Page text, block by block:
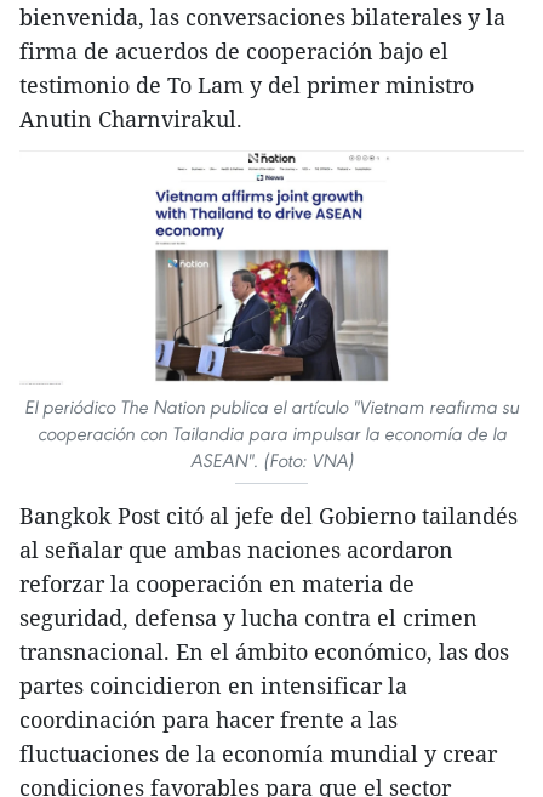
bienvenida, las conversaciones bilaterales y la
firma de acuerdos de cooperación bajo el
testimonio de To Lam y del primer ministro
Anutin Charnvirakul.
El periódico The Nation publica el artículo "Vietnam reafirma su
cooperación con Tailandia para impulsar la economía de la
ASEAN". (Foto: VNA)
Bangkok Post citó al jefe del Gobierno tailandés
al señalar que ambas naciones acordaron
reforzar la cooperación en materia de
seguridad, defensa y lucha contra el crimen
transnacional. En el ámbito económico, las dos
partes coincidieron en intensificar la
coordinación para hacer frente a las
fluctuaciones de la economía mundial y crear
condiciones favorables para que el sector